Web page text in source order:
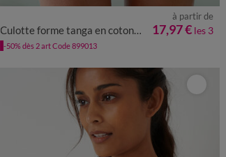
50/52
Culotte forme tanga en coton et dentelle - lot de 3
à partir de
17,97 € les 3
-50% dès 2 art Code 899013